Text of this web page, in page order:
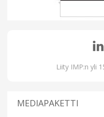
Liity IMP:n yli
MEDIAPAKETTI